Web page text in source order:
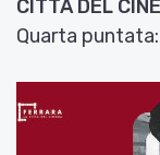
CITTÀ DEL
Quarta